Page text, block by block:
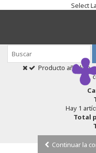
Select
Producto añadido
Hay 1
Total
Continuar la